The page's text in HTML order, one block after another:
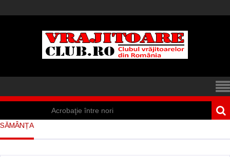
Acrobaţie între nori
SĂMÂNȚA